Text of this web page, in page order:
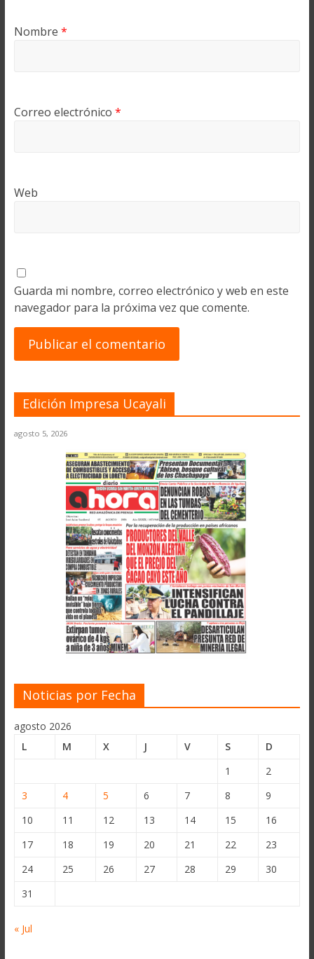
Nombre *
Correo electrónico *
Web
Guarda mi nombre, correo electrónico y web en este
navegador para la próxima vez que comente.
Edición Impresa Ucayali
agosto 5, 2026
Noticias por Fecha
agosto 2026
L
M X J V S
D
1
2
3
4 5 6 7 8
9
10
11 12 13 14 15
16
17
18 19 20 21 22
23
24
25 26 27 28 29
30
31
« Jul